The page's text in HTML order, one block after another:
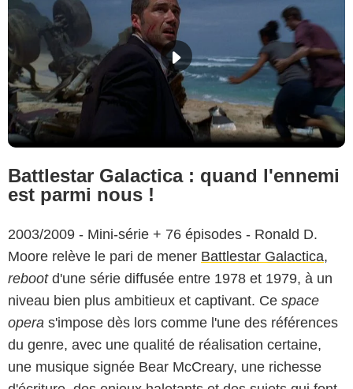
Battlestar Galactica : quand l'ennemi
est parmi nous !
2003/2009 - Mini-série + 76 épisodes - Ronald D.
Moore relève le pari de mener Battlestar Galactica,
rebootd'une série diffusée entre 1978 et 1979, à un
niveau bien plus ambitieux et captivant. Ce space
opera s'impose dès lors comme l'une des références
du genre, avec une qualité de réalisation certaine,
une musique signée Bear McCreary, une richesse